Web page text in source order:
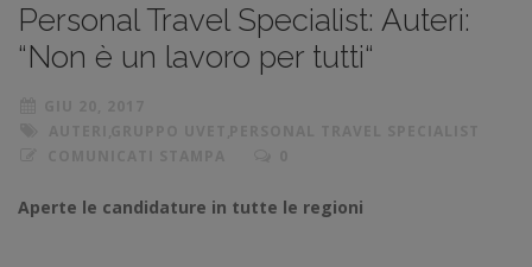
Personal Travel Specialist: Auteri:
“Non è un lavoro per tutti“
Aperte le candidature in tutte le regioni